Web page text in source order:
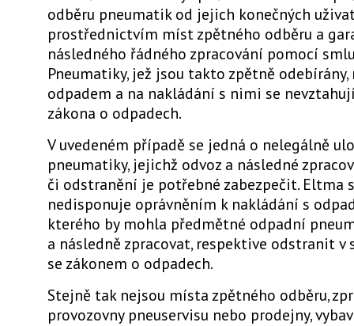
odběru pneumatik od jejich konečných
prostřednictvím míst zpětného odběru a
následného řádného zpracování pomocí
Pneumatiky, jež jsou takto zpětně odebírány,
odpadem a na nakládání s nimi se
zákona o odpadech.
V uvedeném případě se jedná o nelegálně
pneumatiky, jejichž odvoz a následné
či odstranění je potřebné zabezpečit. Eltma
nedisponuje oprávněním k nakládání s
kterého by mohla předmětné odpadní
a následně zpracovat, respektive odstranit v
se zákonem o odpadech.
Stejně tak nejsou místa zpětného odběru,
provozovny pneuservisu nebo prodejny,